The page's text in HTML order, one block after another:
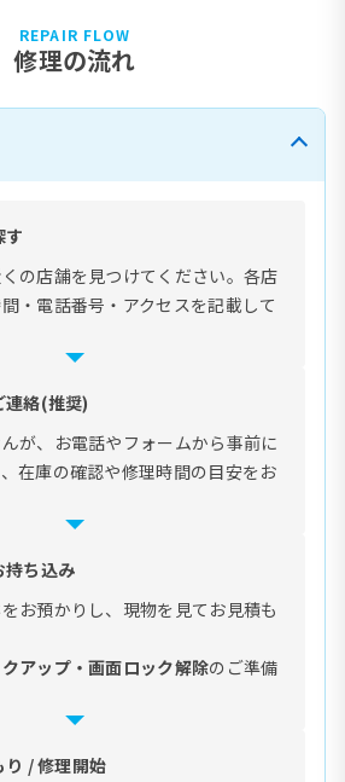
REPAIR FLOW
修理の流れ
す
の店舗を見つけてください。各店
・電話番号・アクセスを記載して
連絡(推奨)
が、お電話やフォームから事前に
在庫の確認や修理時間の目安をお
持ち込み
お預かりし、現物を見てお見積も
アップ・画面ロック解除のご準備
り / 修理開始